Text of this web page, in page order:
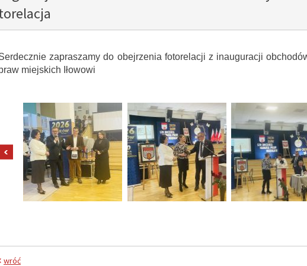
zapraszamy do obejrzenia fotorelacji z inauguracji
miejskich Iłowowi
pokaż poprzednie zdjęcia
wróć